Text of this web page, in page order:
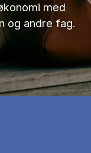
med
og andre fag.